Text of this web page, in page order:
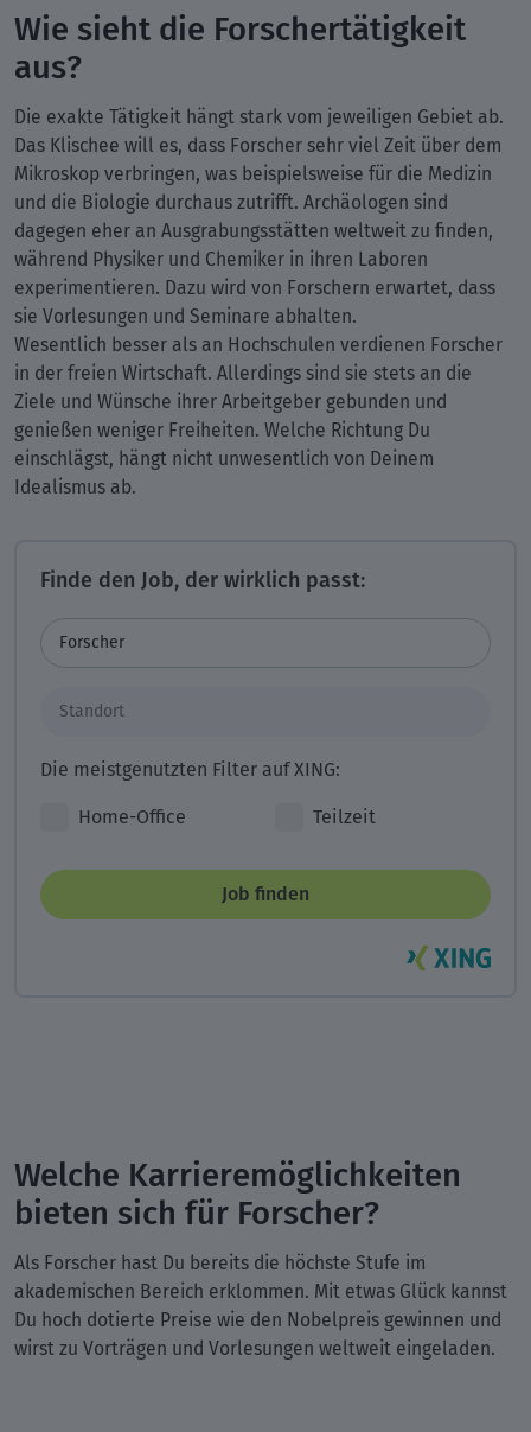
Wie sieht die Forschertätigkeit
aus?
Die exakte Tätigkeit hängt stark vom jeweiligen Gebiet ab.
Das Klischee will es, dass Forscher sehr viel Zeit über dem
Mikroskop verbringen, was beispielsweise für die Medizin
und die Biologie durchaus zutrifft. Archäologen sind
dagegen eher an Ausgrabungsstätten weltweit zu finden,
während Physiker und Chemiker in ihren Laboren
experimentieren. Dazu wird von Forschern erwartet, dass
sie Vorlesungen und Seminare abhalten.
Wesentlich besser als an Hochschulen verdienen Forscher
in der freien Wirtschaft. Allerdings sind sie stets an die
Ziele und Wünsche ihrer Arbeitgeber gebunden und
genießen weniger Freiheiten. Welche Richtung Du
einschlägst, hängt nicht unwesentlich von Deinem
Idealismus ab.
Finde den Job, der wirklich passt:
Job finden
Die meistgenutzten Filter auf XING:
Home-Office Teilzeit
Welche Karrieremöglichkeiten
bieten sich für Forscher?
Als Forscher hast Du bereits die höchste Stufe im
akademischen Bereich erklommen. Mit etwas Glück kannst
Du hoch dotierte Preise wie den Nobelpreis gewinnen und
wirst zu Vorträgen und Vorlesungen weltweit eingeladen.